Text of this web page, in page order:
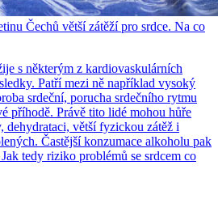
Čechů větší zátěží pro srdce. Na co
s některým z kardiovaskulárních
Patří mezi ně například vysoký
srdeční, porucha srdečního rytmu
příhodě. Právě tito lidé mohou hůře
dehydrataci, větší fyzickou zátěž i
Častější konzumace alkoholu pak
tedy riziko problémů se srdcem co